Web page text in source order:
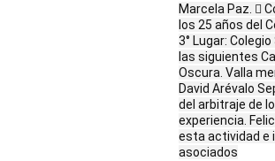
Marcela Paz. 
los 25 años del
3° Lugar:
las siguientes
Oscura. Valla
David Arévalo
del arbitraje de
experiencia.
esta actividad e
asociados